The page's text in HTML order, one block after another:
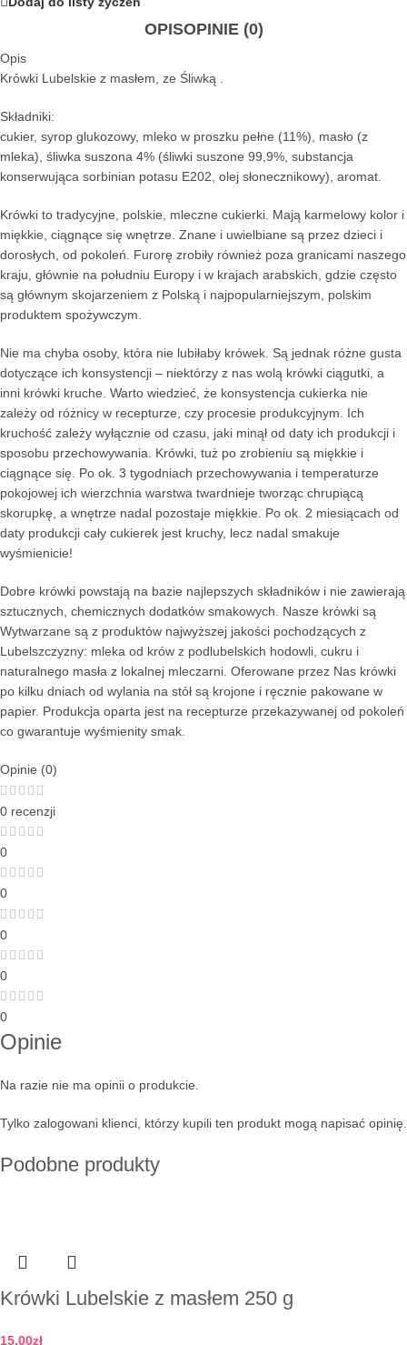
OPISOPINIE (0)
Opis
Krówki Lubelskie z masłem, ze Śliwką .
Składniki:
cukier, syrop glukozowy, mleko w proszku pełne (11%), masło (z
mleka), śliwka suszona 4% (śliwki suszone 99,9%, substancja
konserwująca sorbinian potasu E202, olej słonecznikowy), aromat.
Krówki to tradycyjne, polskie, mleczne cukierki. Mają karmelowy kolor i
miękkie, ciągnące się wnętrze. Znane i uwielbiane są przez dzieci i
dorosłych, od pokoleń. Furorę zrobiły również poza granicami naszego
kraju, głównie na południu Europy i w krajach arabskich, gdzie często
są głównym skojarzeniem z Polską i najpopularniejszym, polskim
produktem spożywczym.
Nie ma chyba osoby, która nie lubiłaby krówek. Są jednak różne gusta
dotyczące ich konsystencji – niektórzy z nas wolą krówki ciągutki, a
inni krówki kruche. Warto wiedzieć, że konsystencja cukierka nie
zależy od różnicy w recepturze, czy procesie produkcyjnym. Ich
kruchość zależy wyłącznie od czasu, jaki minął od daty ich produkcji i
sposobu przechowywania. Krówki, tuż po zrobieniu są miękkie i
ciągnące się. Po ok. 3 tygodniach przechowywania i temperaturze
pokojowej ich wierzchnia warstwa twardnieje tworząc chrupiącą
skorupkę, a wnętrze nadal pozostaje miękkie. Po ok. 2 miesiącach od
daty produkcji cały cukierek jest kruchy, lecz nadal smakuje
wyśmienicie!
Dobre krówki powstają na bazie najlepszych składników i nie zawierają
sztucznych, chemicznych dodatków smakowych. Nasze krówki są
Wytwarzane są z produktów najwyższej jakości pochodzących z
Lubelszczyzny: mleka od krów z podlubelskich hodowli, cukru i
naturalnego masła z lokalnej mleczarni. Oferowane przez Nas krówki
po kilku dniach od wylania na stół są krojone i ręcznie pakowane w
papier. Produkcja oparta jest na recepturze przekazywanej od pokoleń
co gwarantuje wyśmienity smak.
Opinie (0)
0 recenzji
0
0
0
0
0
Opinie
Na razie nie ma opinii o produkcie.
Tylko zalogowani klienci, którzy kupili ten produkt mogą napisać opinię.
Podobne produkty
Krówki Lubelskie z masłem 250 g
15,00zł